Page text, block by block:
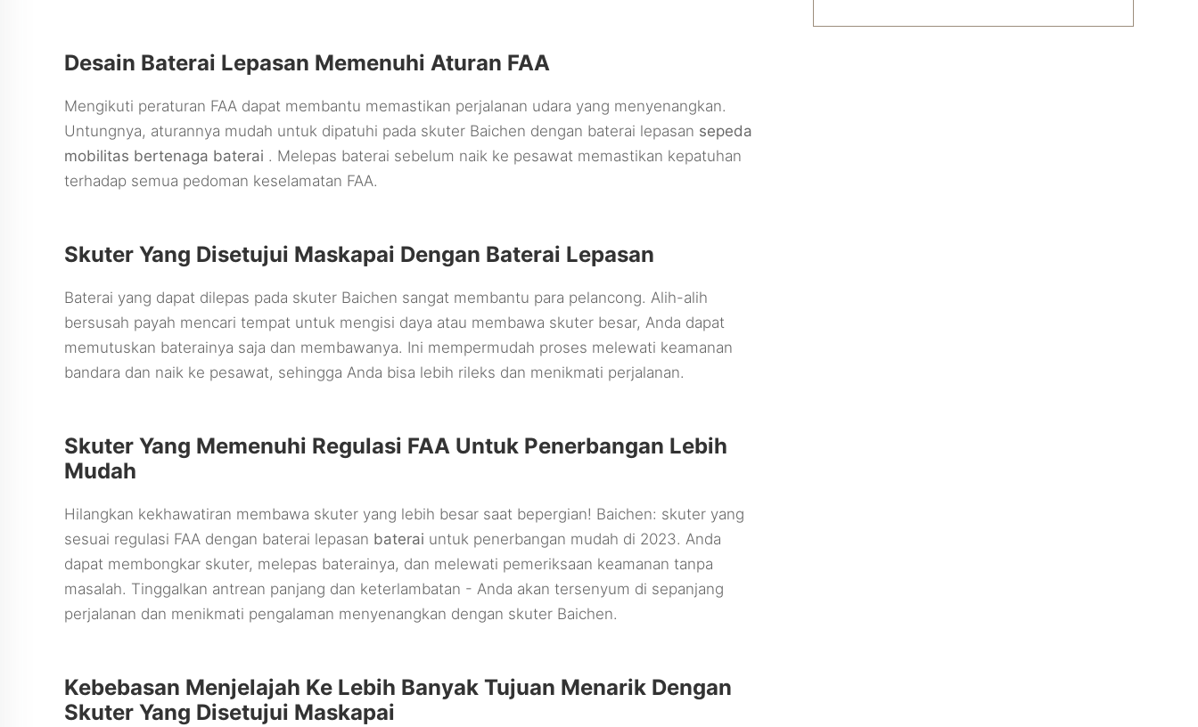
Desain Baterai Lepasan Memenuhi Aturan FAA
Mengikuti peraturan FAA dapat membantu memastikan perjalanan udara yang menyenangkan.
Untungnya, aturannya mudah untuk dipatuhi pada skuter Baichen dengan baterai lepasan sepeda
mobilitas bertenaga baterai . Melepas baterai sebelum naik ke pesawat memastikan kepatuhan
terhadap semua pedoman keselamatan FAA.
Skuter Yang Disetujui Maskapai Dengan Baterai Lepasan
Baterai yang dapat dilepas pada skuter Baichen sangat membantu para pelancong. Alih-alih
bersusah payah mencari tempat untuk mengisi daya atau membawa skuter besar, Anda dapat
memutuskan baterainya saja dan membawanya. Ini mempermudah proses melewati keamanan
bandara dan naik ke pesawat, sehingga Anda bisa lebih rileks dan menikmati perjalanan.
Skuter Yang Memenuhi Regulasi FAA Untuk Penerbangan Lebih
Mudah
Hilangkan kekhawatiran membawa skuter yang lebih besar saat bepergian! Baichen: skuter yang
sesuai regulasi FAA dengan baterai lepasan baterai untuk penerbangan mudah di 2023. Anda
dapat membongkar skuter, melepas baterainya, dan melewati pemeriksaan keamanan tanpa
masalah. Tinggalkan antrean panjang dan keterlambatan - Anda akan tersenyum di sepanjang
perjalanan dan menikmati pengalaman menyenangkan dengan skuter Baichen.
Kebebasan Menjelajah Ke Lebih Banyak Tujuan Menarik Dengan
Skuter Yang Disetujui Maskapai